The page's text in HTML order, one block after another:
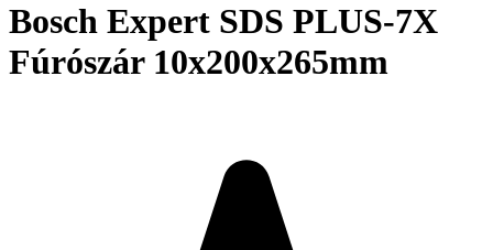
Bosch Expert SDS PLUS-7X
Fúrószár 10x200x265mm